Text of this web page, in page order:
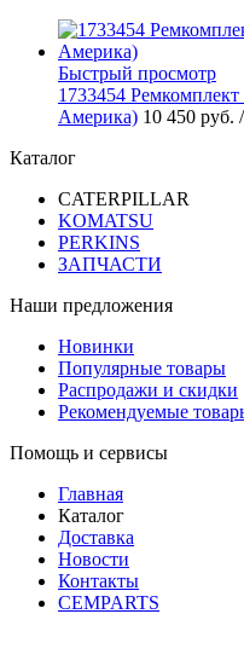
Быстрый просмотр
1733454
Америка) 10 450 руб.
Каталог
CATERPILLAR
KOMATSU
PERKINS
ЗАПЧАСТИ
Наши предложения
Новинки
Популярные товары
Распродажи и скидки
Рекомендуемые
Помощь и сервисы
Главная
Каталог
Доставка
Новости
Контакты
CEMPARTS